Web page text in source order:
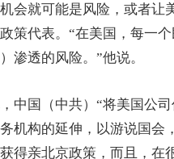
会就可能是风险，或者让
策代表。“在美国，每一
渗透的风险。”他说。
中国（中共）“将美国公
机构的延伸，以游说国会
得亲北京政策，而且，在